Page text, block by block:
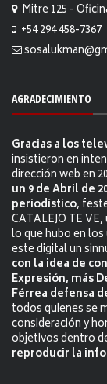
Mitre 125 -
+54 294 458-7367
AGRADECIMIENTO
Gracias a los
insistieron en
dirección web en
un 9 de Abril de
periodístico,
CATALEJO TE
lo que hubo en
este digital un
con la idea de
Expresión, más
Férrea defensa
todos quienes se
consideración y
objetivos dentro
reproducir la